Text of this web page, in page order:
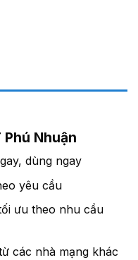
Nhuận
dùng ngay
yêu cầu
ưu theo nhu cầu
các nhà mạng khác